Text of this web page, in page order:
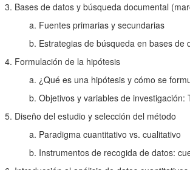
Bases de datos y búsqueda documental
Fuentes primarias y secundarias
Estrategias de búsqueda en bases de
Formulación de la hipótesis
¿Qué es una hipótesis y cómo se
Objetivos y variables de
Diseño del estudio y selección del método
Paradigma cuantitativo vs. cualitativo
Instrumentos de recogida de datos: